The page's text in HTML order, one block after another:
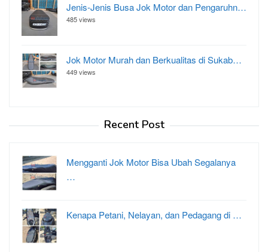
Jenis-Jenis Busa Jok Motor dan Pengaruhn…
485 views
Jok Motor Murah dan Berkualitas di Sukab…
449 views
Recent Post
Mengganti Jok Motor Bisa Ubah Segalanya
…
Kenapa Petani, Nelayan, dan Pedagang di …